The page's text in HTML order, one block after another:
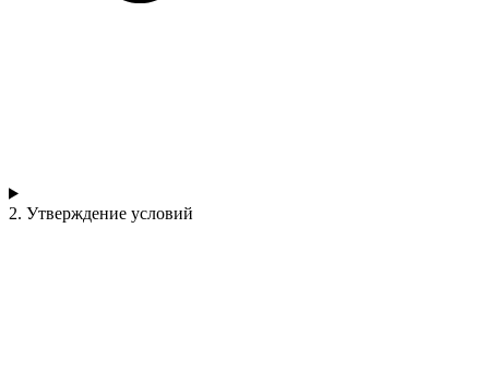
2. Утверждение условий